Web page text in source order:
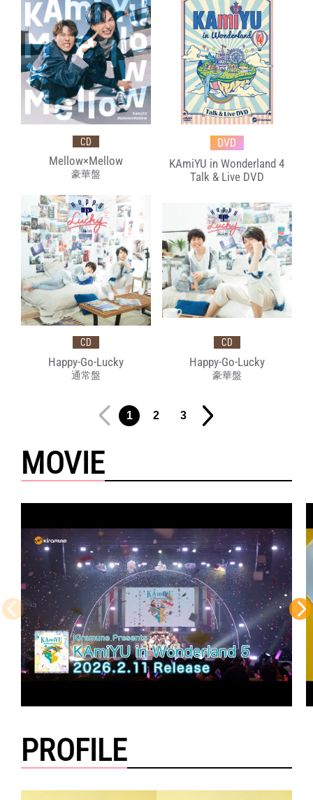
CD
Mellow×Mellow
豪華盤
DVD
KAmiYU in Wonderland 4
Talk & Live DVD
CD
Happy-Go-Lucky
通常盤
CD
Happy-Go-Lucky
豪華盤
1 2 3
MOVIE
PROFILE